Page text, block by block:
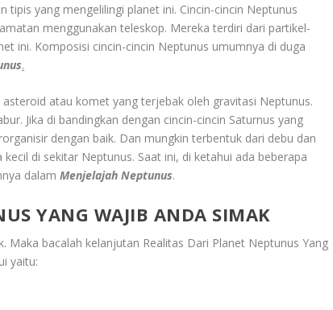
tipis yang mengelilingi planet ini. Cincin-cincin Neptunus
menggunakan teleskop. Mereka terdiri dari partikel-
ini. Komposisi cincin-cincin Neptunus umumnya di duga
.
atau komet yang terjebak oleh gravitasi Neptunus.
Jika di bandingkan dengan cincin-cincin Saturnus yang
dengan baik. Dan mungkin terbentuk dari debu dan
di sekitar Neptunus. Saat ini, di ketahui ada beberapa
dalamMenjelajah Neptunus.
YANG WAJIB ANDA SIMAK
Maka bacalah kelanjutan Realitas Dari Planet Neptunus Yang
yaitu: